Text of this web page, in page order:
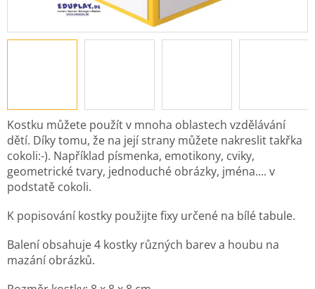
Kostku můžete použít v mnoha oblastech vzdělávání
dětí. Díky tomu, že na její strany můžete nakreslit takřka
cokoli:-). Například písmenka, emotikony, cviky,
geometrické tvary, jednoduché obrázky, jména.... v
podstatě cokoli.
K popisování kostky použijte fixy určené na bílé tabule.
Balení obsahuje 4 kostky různých barev a houbu na
mazání obrázků.